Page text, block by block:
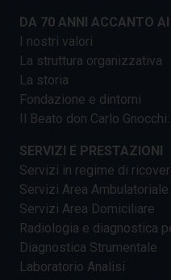
DA 70 ANNI ACCANTO AI
I nostri valori
La struttura organizzativa
La storia
Fondazione e dintorni
Il Beato don Carlo
SERVIZI E PRESTAZIONI
Servizi in regime di
Servizi Area Ambulatoriale
Servizi Area Domiciliare
Radiologia e diagnostica
Diagnostica Strumentale
Laboratorio Analisi